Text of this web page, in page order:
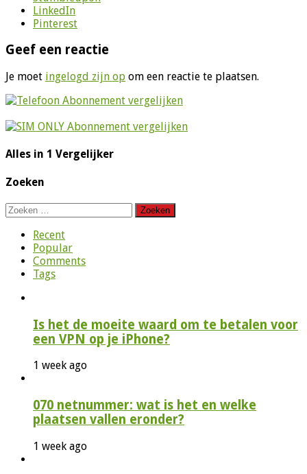
LinkedIn
Pinterest
Geef een reactie
Je moet ingelogd zijn op om een reactie te plaatsen.
Alles in 1 Vergelijker
Zoeken
Zoeken
naar:
Recent
Popular
Comments
Tags
Is het de moeite waard om te betalen voor
een VPN op je iPhone?
1 week ago
070 netnummer: wat is het en welke
plaatsen vallen eronder?
1 week ago